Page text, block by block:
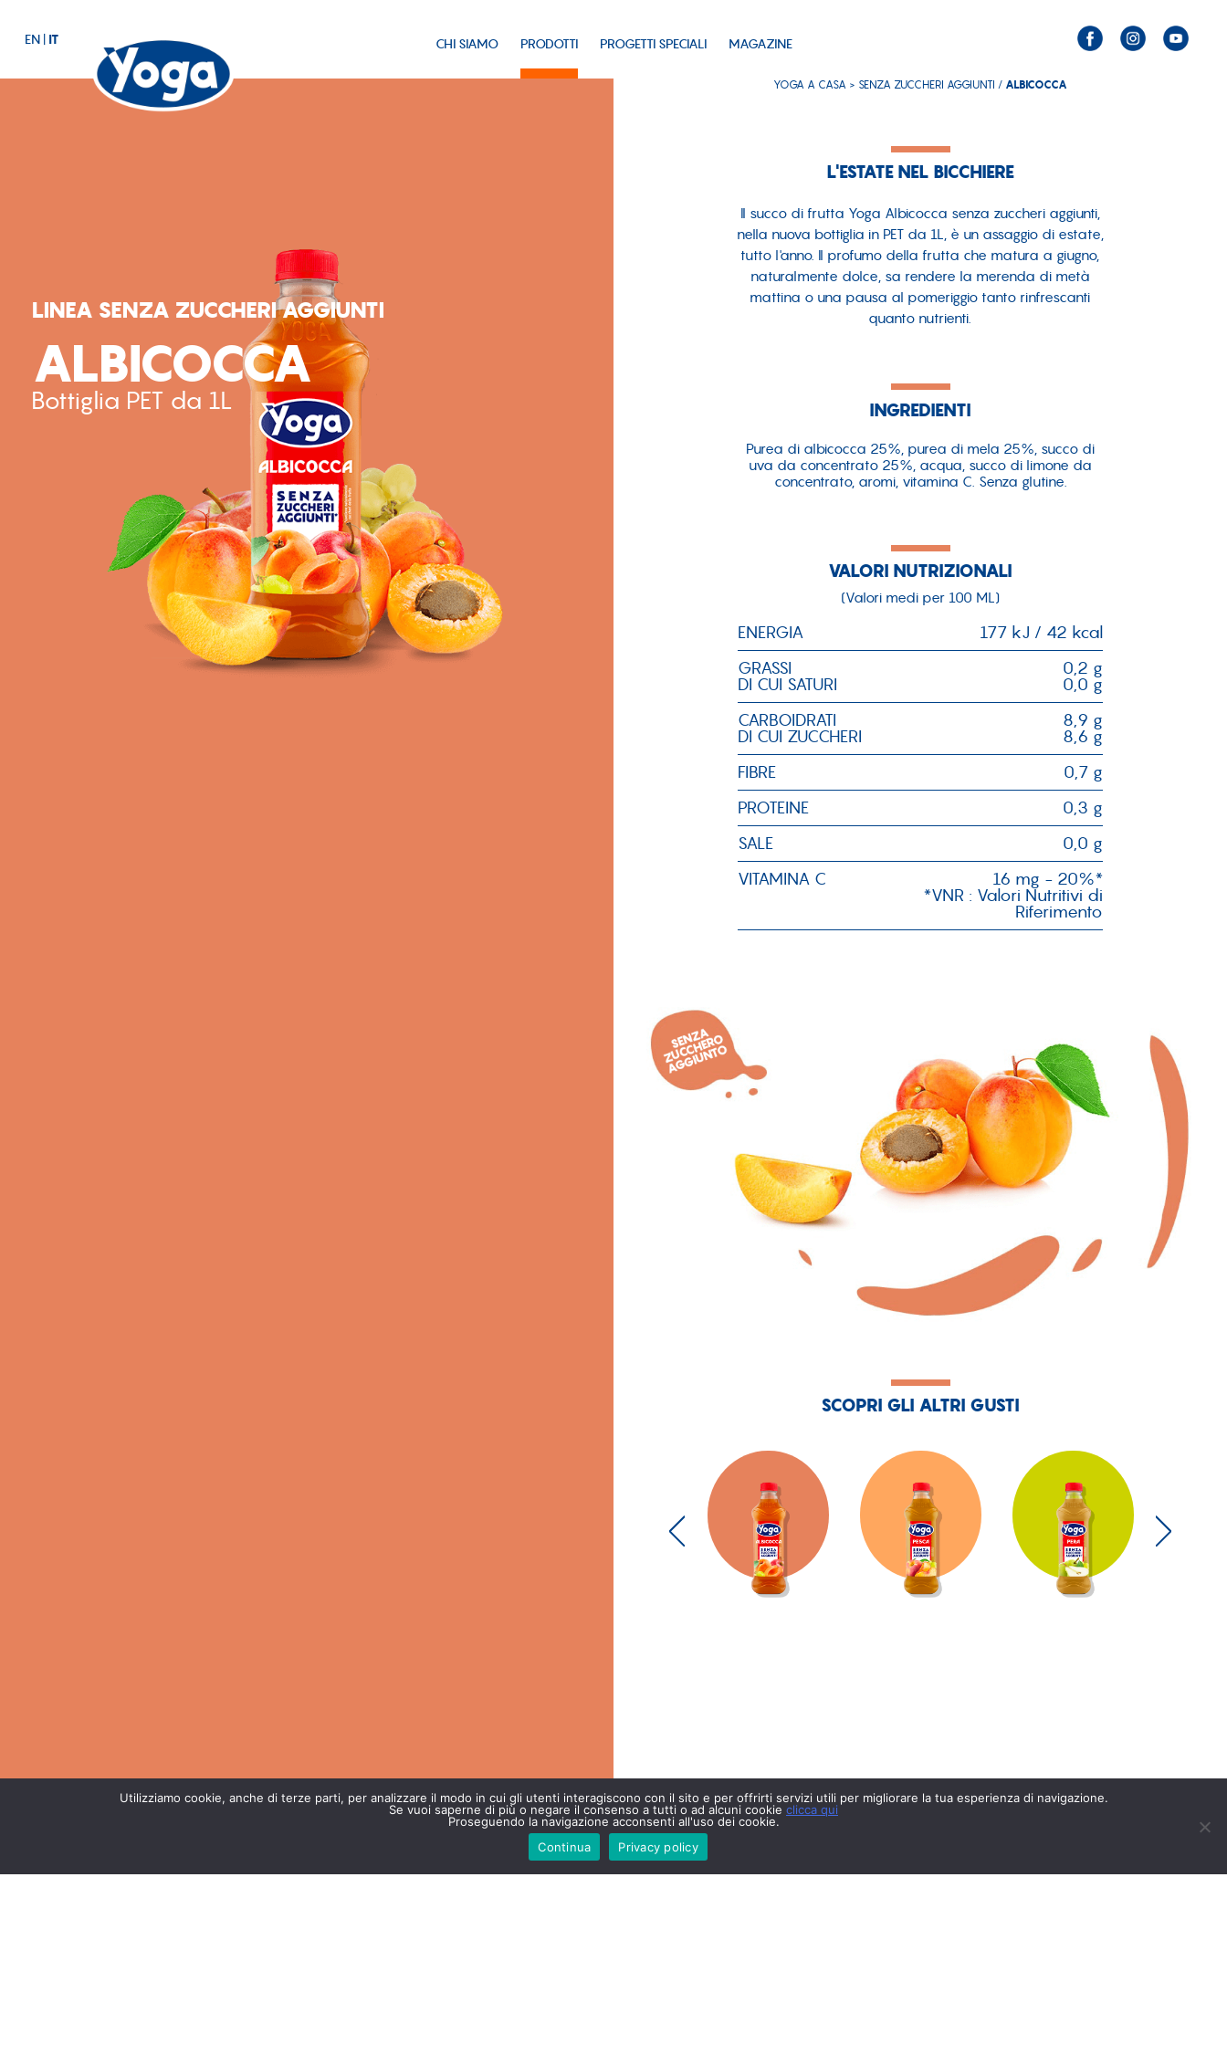
EN| IT CHI SIAMO PRODOTTI PROGETTI SPECIALI MAGAZINE
LINEA SENZA ZUCCHERI AGGIUNTI
ALBICOCCA
Bottiglia PET da 1L
YOGA A CASA > SENZA ZUCCHERI AGGIUNTI / ALBICOCCA
L'ESTATE NEL BICCHIERE
Il succo di frutta Yoga Albicocca senza zuccheri aggiunti,
nella nuova bottiglia in PET da 1L, è un assaggio di estate,
tutto l'anno. Il profumo della frutta che matura a giugno,
naturalmente dolce, sa rendere la merenda di metà
mattina o una pausa al pomeriggio tanto rinfrescanti
quanto nutrienti.
INGREDIENTI
Purea di albicocca 25%, purea di mela 25%, succo di
uva da concentrato 25%, acqua, succo di limone da
concentrato, aromi, vitamina C. Senza glutine.
VALORI NUTRIZIONALI
(Valori medi per 100 ML)
ENERGIA
177 kJ / 42 kcal
GRASSI
DI CUI SATURI
0,2 g
0,0 g
CARBOIDRATI
DI CUI ZUCCHERI
8,9 g
8,6 g
FIBRE
0,7 g
PROTEINE
0,3 g
SALE
0,0 g
VITAMINA C
16 mg - 20%*
*VNR : Valori Nutritivi di
Riferimento
SCOPRI GLI ALTRI GUSTI
Utilizziamo cookie, anche di terze parti, per analizzare il modo in cui gli utenti interagiscono con il sito e per offrirti servizi utili per migliorare la tua esperienza di navigazione.
Se vuoi saperne di più o negare il consenso a tutti o ad alcuni cookie clicca qui
Proseguendo la navigazione acconsenti all'uso dei cookie.
Continua
Privacy policy